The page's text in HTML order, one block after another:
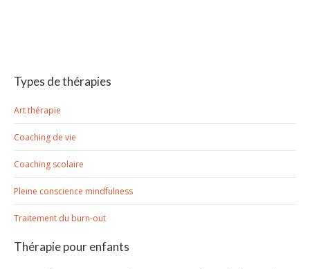
Types de thérapies
Art thérapie
Coaching de vie
Coaching scolaire
Pleine conscience mindfulness
Traitement du burn-out
Thérapie pour enfants